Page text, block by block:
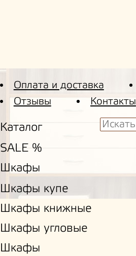
Оплата и доставка
Отзывы
Контакты
Каталог
SALE %
Шкафы
Шкафы купе
Шкафы книжные
Шкафы угловые
Шкафы